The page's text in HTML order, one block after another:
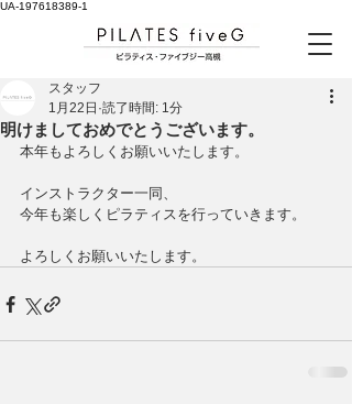
UA-197618389-1
明けましておめでとうございます。
スタッフ
1月22日 読了時間: 1分
本年もよろしくお願いいたします。
インストラクター一同、
今年も楽しくピラティスを行っていきます。
よろしくお願いいたします。